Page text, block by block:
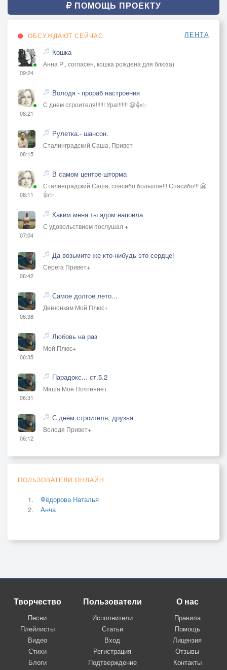
ПОМОЩЬ ПРОЕКТУ
ОБСУЖДАЮТ СЕЙЧАС ЛЕНТА
09:24
Кошка
Анна Р., согласен, кошка рождена для блюза)
08:21
Володя - прораб настроения
С днем строителя!!!!!! Ура!!!!!!! 😃👍✨
08:15
Рулетка.- шансон.
Сталинградский Саша, Привет
08:11
В самом центре шторма
Сталинградский Саша, спасибо большое!!! Спасибо!!! 🤗
👍✨
07:04
Каким меня ты ядом напоила
С удовольствием послушал +
06:42
Да возьмите же кто-нибудь это сердце!
Серёга Привет+
06:38
Самое долгое лето...
Девчонкам Мой Плюс+
06:35
Любовь на раз
Мой Плюс+
06:31
Парадокс... ст.5.2
Маша Моё Почтение+
06:12
С днём строителя, друзья
Володя Привет+
ПОЛЬЗОВАТЕЛИ ОНЛАЙН
Фёдорова Наталья
Анча
Творчество
Песни
Плейлисты
Видео
Стихи
Блоги
Пользователи
Исполнители
Статьи
Вход
Регистрация
Подтверждение
О нас
Правила
Помощь
Лицензия
Отзывы
Контакты